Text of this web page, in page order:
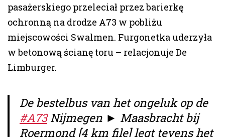
pasażerskiego przeleciał przez barierkę
ochronną na drodze A73 w pobliżu
miejscowości Swalmen. Furgonetka uderzyła
w betonową ścianę toru – relacjonuje De
Limburger.
De bestelbus van het ongeluk op de
#A73Nijmegen ► Maasbracht bij
Roermond [4 km file] legt tevens het